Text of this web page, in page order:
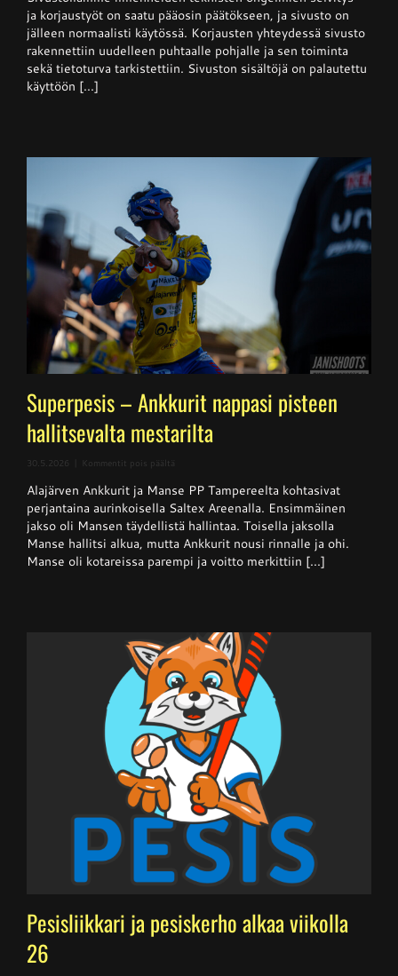
normaalisti
käytössä
ja korjaustyöt on saatu pääosin päätökseen, ja sivusto on
jälleen normaalisti käytössä. Korjausten yhteydessä sivusto
rakennettiin uudelleen puhtaalle pohjalle ja sen toiminta
sekä tietoturva tarkistettiin. Sivuston sisältöjä on palautettu
käyttöön [...]
Superpesis – Ankkurit nappasi pisteen
hallitsevalta mestarilta
30.5.2026 Kommentit pois päältä
–
Ankkurit
nappasi
pisteen
hallitsevalta
mestarilta
Alajärven Ankkurit ja Manse PP Tampereelta kohtasivat
perjantaina aurinkoisella Saltex Areenalla. Ensimmäinen
jakso oli Mansen täydellistä hallintaa. Toisella jaksolla
Manse hallitsi alkua, mutta Ankkurit nousi rinnalle ja ohi.
Manse oli kotareissa parempi ja voitto merkittiin [...]
Pesisliikkari ja pesiskerho alkaa viikolla
26